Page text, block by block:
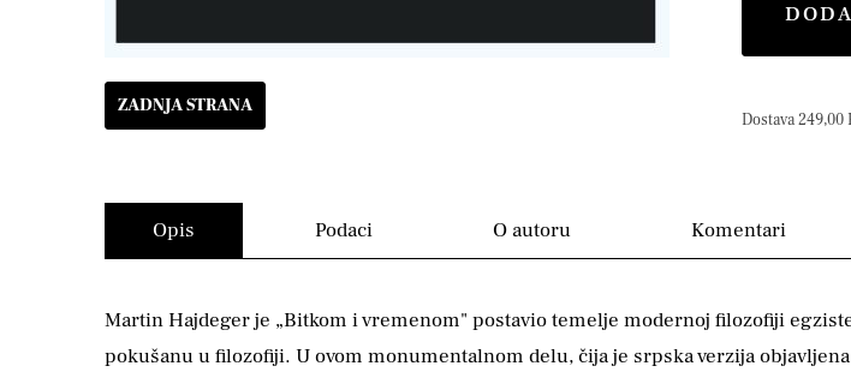
ZADNJA STRANA
Dostava
Opis Podaci O autoru Komentari
Martin Hajdeger je „Bitkom i vremenom" postavio temelje modernoj filozofiji
pokušanu u filozofiji. U ovom monumentalnom delu, čija je srpska verzija